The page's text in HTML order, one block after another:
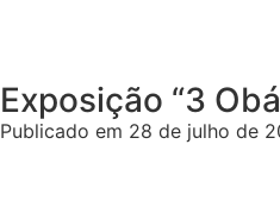
Exposição “3
Publicado em 28 de julho de